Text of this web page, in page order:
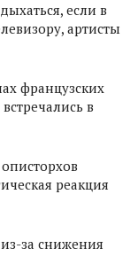
если в
артисты
французских
в
реакция
за снижения